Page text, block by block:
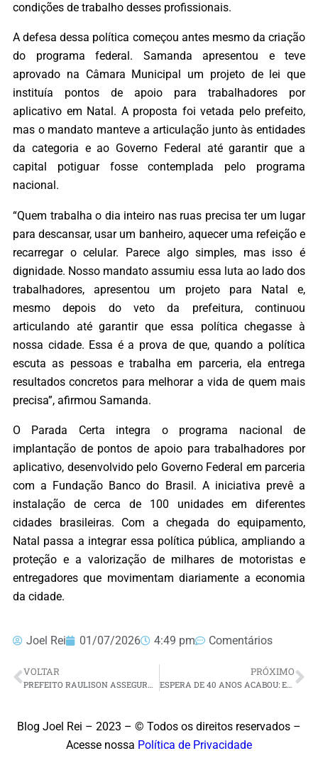
condições de trabalho desses profissionais.
A defesa dessa política começou antes mesmo da criação
do programa federal. Samanda apresentou e teve
aprovado na Câmara Municipal um projeto de lei que
instituía pontos de apoio para trabalhadores por
aplicativo em Natal. A proposta foi vetada pelo prefeito,
mas o mandato manteve a articulação junto às entidades
da categoria e ao Governo Federal até garantir que a
capital potiguar fosse contemplada pelo programa
nacional.
“Quem trabalha o dia inteiro nas ruas precisa ter um lugar
para descansar, usar um banheiro, aquecer uma refeição e
recarregar o celular. Parece algo simples, mas isso é
dignidade. Nosso mandato assumiu essa luta ao lado dos
trabalhadores, apresentou um projeto para Natal e,
mesmo depois do veto da prefeitura, continuou
articulando até garantir que essa política chegasse à
nossa cidade. Essa é a prova de que, quando a política
escuta as pessoas e trabalha em parceria, ela entrega
resultados concretos para melhorar a vida de quem mais
precisa”, afirmou Samanda.
O Parada Certa integra o programa nacional de
implantação de pontos de apoio para trabalhadores por
aplicativo, desenvolvido pelo Governo Federal em parceria
com a Fundação Banco do Brasil. A iniciativa prevê a
instalação de cerca de 100 unidades em diferentes
cidades brasileiras. Com a chegada do equipamento,
Natal passa a integrar essa política pública, ampliando a
proteção e a valorização de milhares de motoristas e
entregadores que movimentam diariamente a economia
da cidade.
Joel Rei 01/07/2026 4:49 pm Comentários
VOLTAR
PREFEITO RAULISON ASSEGURA NOVO MICRO-ÔNIBUS PARA FORTALECER FROTA DA SAÚDE DE SANTO ANTÔNIO
PRÓXIMO
ESPERA DE 40 ANOS ACABOU: EMENDA DE GIRÃO GARANTE COBERTURA DA QUADRA DO CONJUNTO CIDADE DO SOL EM NATAL
Blog Joel Rei – 2023 – © Todos os direitos reservados –
Acesse nossa Política de Privacidade